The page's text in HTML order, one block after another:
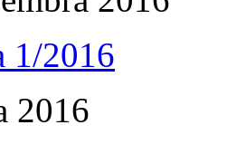
1/2016
2016